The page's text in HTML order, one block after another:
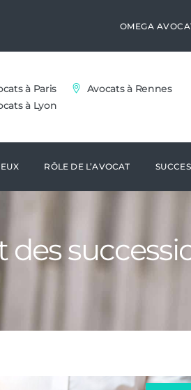
OMEGA
à Paris
à Lyon
Avocats à Rennes
RÔLE DE L’AVOCAT